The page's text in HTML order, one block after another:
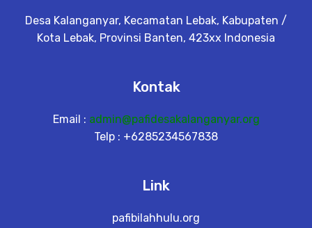
Desa Kalanganyar, Kecamatan Lebak, Kabupaten /
Kota Lebak, Provinsi Banten, 423xx Indonesia
Kontak
Email : admin@pafidesakalanganyar.org
Telp : +6285234567838
Link
pafibilahhulu.org